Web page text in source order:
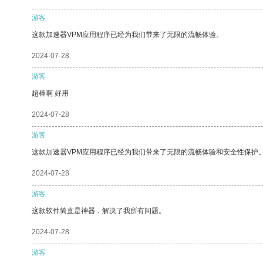
游客
这款加速器VPM应用程序已经为我们带来了无限的流畅体验。
2024-07-28
游客
超棒啊 好用
2024-07-28
游客
这款加速器VPM应用程序已经为我们带来了无限的流畅体验和安全性保护
2024-07-28
游客
这款软件简直是神器，解决了我所有问题。
2024-07-28
游客